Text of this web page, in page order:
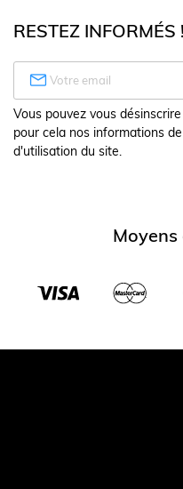
RESTEZ INFORMÉS !

Vous pouvez vous
pour cela nos informations
d'utilisation du site.